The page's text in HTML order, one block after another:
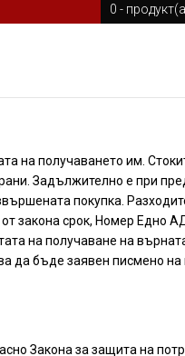
0 -
на получаването им.
Задължително е при
покупка.
от закона срок, Номер
на получаване на
да бъде заявен писмено
Закона за защита на